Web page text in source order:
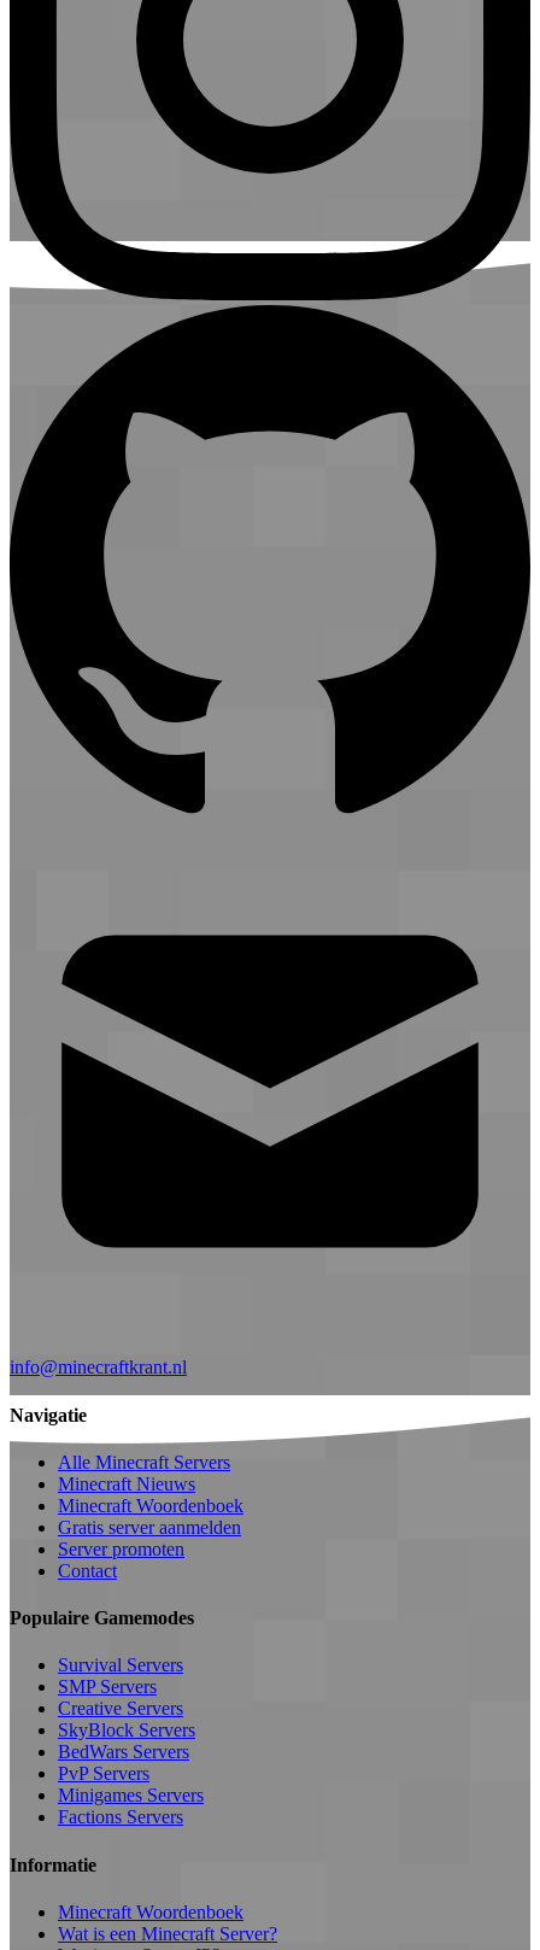
info@minecraftkrant.nl
Navigatie
Alle Minecraft Servers
Minecraft Nieuws
Minecraft Woordenboek
Gratis server aanmelden
Server promoten
Contact
Populaire Gamemodes
Survival Servers
SMP Servers
Creative Servers
SkyBlock Servers
BedWars Servers
PvP Servers
Minigames Servers
Factions Servers
Informatie
Minecraft Woordenboek
Wat is een Minecraft Server?